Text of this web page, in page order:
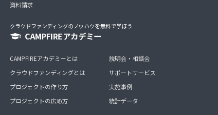
資料請求
クラウドファンディングのノウハウを無料で学ぼう
CAMPFIREアカデミー
CAMPFIREアカデミーとは
クラウドファンディングとは
プロジェクトの作り方
プロジェクトの広め方
説明会・相談会
サポートサービス
実施事例
統計データ